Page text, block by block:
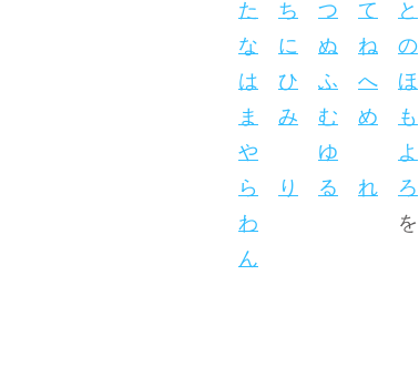
た ち つ て と
な に ぬ ね の
は ひ ふ へ ほ
ま み む め も
や
ゆ
よ
ら り る れ ろ
わ を
ん